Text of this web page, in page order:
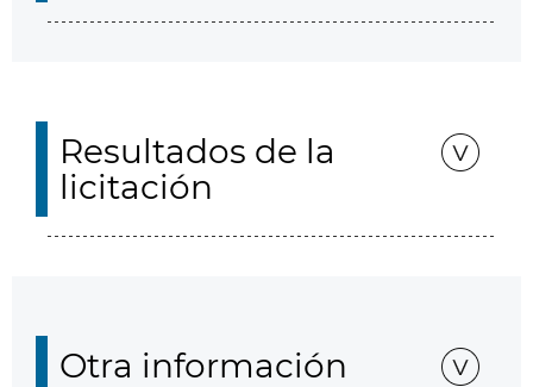
Resultados de la
licitación
Otra información